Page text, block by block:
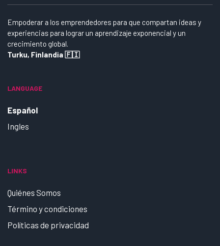
Empoderar a los emprendedores para que compartan ideas y
experiencias para lograr un aprendizaje exponencial y un
crecimiento global.
Turku, Finlandia 🇫🇮
LANGUAGE
Español
Ingles
LINKS
Quiénes Somos
Término y condiciones
Políticas de privacidad